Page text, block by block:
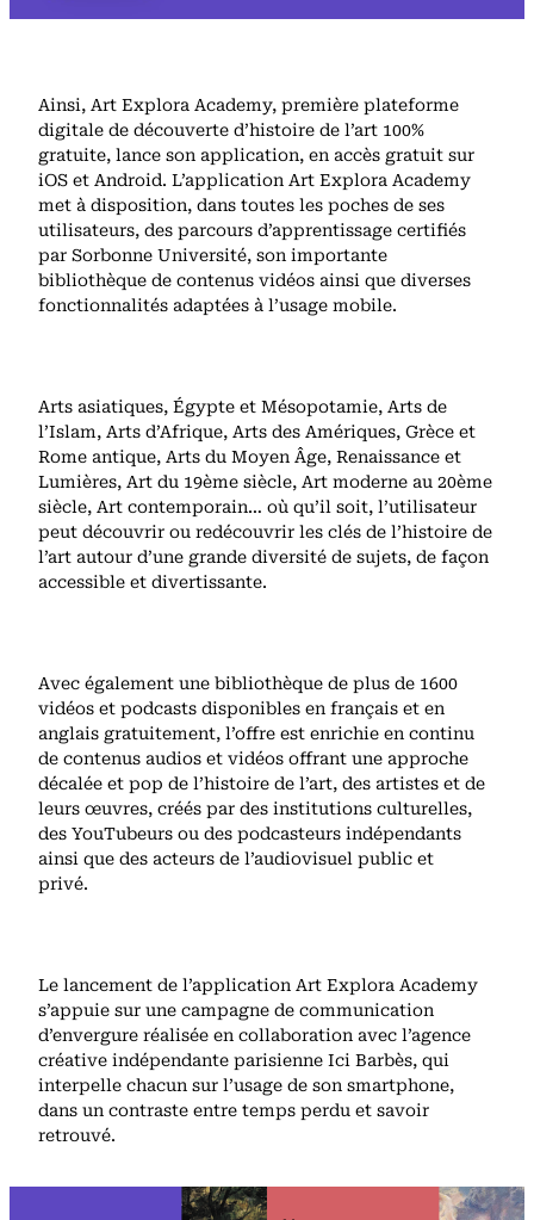
Ainsi, Art Explora Academy, première plateforme
digitale de découverte d’histoire de l’art 100%
gratuite, lance son application, en accès gratuit sur
iOS et Android. L’application Art Explora Academy
met à disposition, dans toutes les poches de ses
utilisateurs, des parcours d’apprentissage certifiés
par Sorbonne Université, son importante
bibliothèque de contenus vidéos ainsi que diverses
fonctionnalités adaptées à l’usage mobile.
Arts asiatiques, Égypte et Mésopotamie, Arts de
l’Islam, Arts d’Afrique, Arts des Amériques, Grèce et
Rome antique, Arts du Moyen Âge, Renaissance et
Lumières, Art du 19ème siècle, Art moderne au 20ème
siècle, Art contemporain… où qu’il soit, l’utilisateur
peut découvrir ou redécouvrir les clés de l’histoire de
l’art autour d’une grande diversité de sujets, de façon
accessible et divertissante.
Avec également une bibliothèque de plus de 1600
vidéos et podcasts disponibles en français et en
anglais gratuitement, l’offre est enrichie en continu
de contenus audios et vidéos offrant une approche
décalée et pop de l’histoire de l’art, des artistes et de
leurs œuvres, créés par des institutions culturelles,
des YouTubeurs ou des podcasteurs indépendants
ainsi que des acteurs de l’audiovisuel public et
privé.
Le lancement de l’application Art Explora Academy
s’appuie sur une campagne de communication
d’envergure réalisée en collaboration avec l’agence
créative indépendante parisienne Ici Barbès, qui
interpelle chacun sur l’usage de son smartphone,
dans un contraste entre temps perdu et savoir
retrouvé.